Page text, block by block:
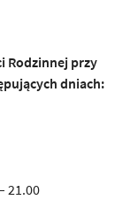
Rodzinnej przy
dniach:
21.00